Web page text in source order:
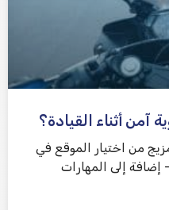
أثناء القيادة؟
من اختيار الموقع في
إضافة إلى المهارات